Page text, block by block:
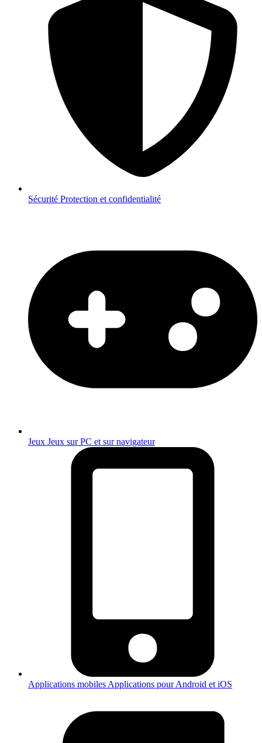
Sécurité Protection et confidentialité
Jeux Jeux sur PC et sur navigateur
Applications mobiles Applications pour Android et iOS